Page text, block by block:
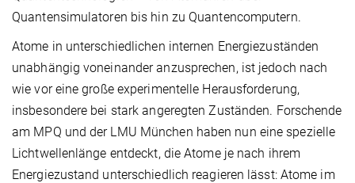
Quantensimulatoren bis hin zu Quantencomputern.
Atome in unterschiedlichen internen Energiezuständen
unabhängig voneinander anzusprechen, ist jedoch nach
wie vor eine große experimentelle Herausforderung,
insbesondere bei stark angeregten Zuständen. Forschende
am MPQ und der LMU München haben nun eine spezielle
Lichtwellenlänge entdeckt, die Atome je nach ihrem
Energiezustand unterschiedlich reagieren lässt: Atome im